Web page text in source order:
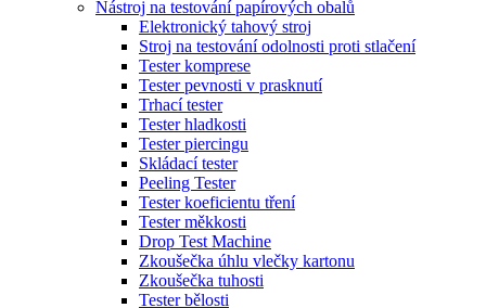
Nástroj na testování papírových obalů
Elektronický tahový stroj
Stroj na testování odolnosti proti stlačení
Tester komprese
Tester pevnosti v prasknutí
Trhací tester
Tester hladkosti
Tester piercingu
Skládací tester
Peeling Tester
Tester koeficientu tření
Tester měkkosti
Drop Test Machine
Zkoušečka úhlu vlečky kartonu
Zkoušečka tuhosti
Tester bělosti